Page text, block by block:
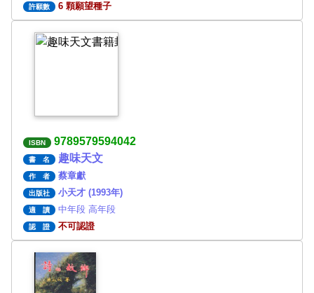
許願數 6 顆願望種子
ISBN 9789579594042
書 名 趣味天文
作 者 蔡章獻
出版社 小天才 (1993年)
適 讀 中年段 高年段
認 證 不可認證